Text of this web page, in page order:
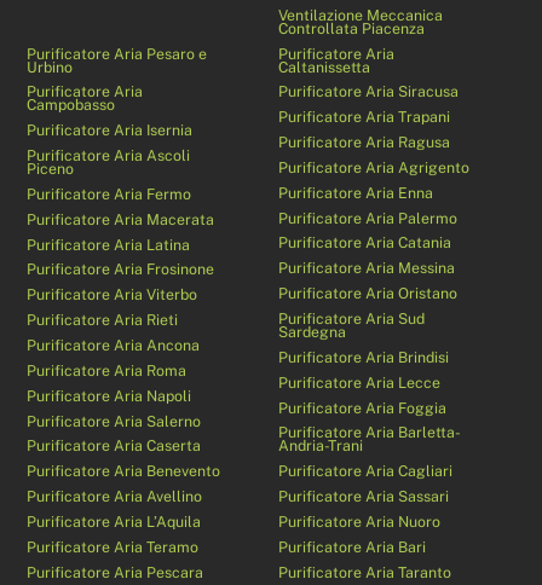
Ventilazione Meccanica
Controllata Piacenza
Purificatore Aria Pesaro e
Urbino
Purificatore Aria
Campobasso
Purificatore Aria Isernia
Purificatore Aria Ascoli
Piceno
Purificatore Aria Fermo
Purificatore Aria Macerata
Purificatore Aria Latina
Purificatore Aria Frosinone
Purificatore Aria Viterbo
Purificatore Aria Rieti
Purificatore Aria Ancona
Purificatore Aria Roma
Purificatore Aria Napoli
Purificatore Aria Salerno
Purificatore Aria Caserta
Purificatore Aria Benevento
Purificatore Aria Avellino
Purificatore Aria L’Aquila
Purificatore Aria Teramo
Purificatore Aria Pescara
Purificatore Aria
Caltanissetta
Purificatore Aria Siracusa
Purificatore Aria Trapani
Purificatore Aria Ragusa
Purificatore Aria Agrigento
Purificatore Aria Enna
Purificatore Aria Palermo
Purificatore Aria Catania
Purificatore Aria Messina
Purificatore Aria Oristano
Purificatore Aria Sud
Sardegna
Purificatore Aria Brindisi
Purificatore Aria Lecce
Purificatore Aria Foggia
Purificatore Aria Barletta-
Andria-Trani
Purificatore Aria Cagliari
Purificatore Aria Sassari
Purificatore Aria Nuoro
Purificatore Aria Bari
Purificatore Aria Taranto